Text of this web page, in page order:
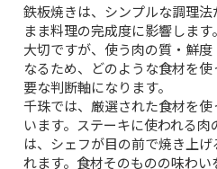
鉄板焼きは、シンプルな調理
まま料理の完成度に影響しま
大切ですが、使う肉の質・鮮
なるため、どのような食材を
要な判断軸になります。
千珠では、厳選された食材を
います。ステーキに使われる
は、シェフが目の前で焼き上
れます。食材そのものの味わ